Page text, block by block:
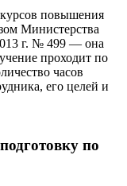
повышения
Министерства
г. № 499 — она
проходит по
часов
его целей и
по